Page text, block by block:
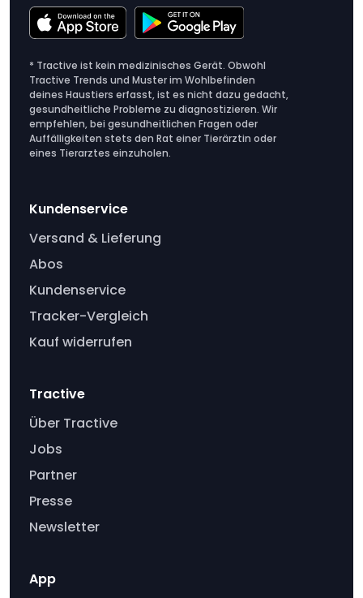
* Tractive ist kein medizinisches Gerät. Obwohl
Tractive Trends und Muster im Wohlbefinden
deines Haustiers erfasst, ist es nicht dazu gedacht,
gesundheitliche Probleme zu diagnostizieren. Wir
empfehlen, bei gesundheitlichen Fragen oder
Auffälligkeiten stets den Rat einer Tierärztin oder
eines Tierarztes einzuholen.
Kundenservice
Versand & Lieferung
Abos
Kundenservice
Tracker-Vergleich
Kauf widerrufen
Tractive
Über Tractive
Jobs
Partner
Presse
Newsletter
App